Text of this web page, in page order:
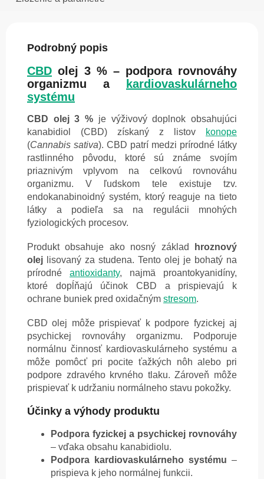
Podrobný popis
CBD olej 3 % – podpora rovnováhy
organizmu a
kardiovaskulárneho
systému
CBD olej 3 % je výživový doplnok obsahujúci
kanabidiol (CBD) získaný z listov
konope
(Cannabis sativa). CBD patrí medzi prírodné látky
rastlinného pôvodu, ktoré sú známe svojím
priaznivým vplyvom na celkovú rovnováhu
organizmu. V ľudskom tele existuje tzv.
endokanabinoidný systém, ktorý reaguje na tieto
látky a podieľa sa na regulácii mnohých
fyziologických procesov.
Produkt obsahuje ako nosný základ
hroznový
olej lisovaný za studena. Tento olej je bohatý na
prírodné antioxidanty, najmä proantokyanidíny,
ktoré dopĺňajú účinok CBD a prispievajú k
ochrane buniek pred oxidačným stresom.
CBD olej môže prispievať k podpore fyzickej aj
psychickej rovnováhy organizmu. Podporuje
normálnu činnosť kardiovaskulárneho systému a
môže pomôcť pri pocite ťažkých nôh alebo pri
podpore zdravého krvného tlaku. Zároveň môže
prispievať k udržaniu normálneho stavu pokožky.
Účinky a výhody produktu
Podpora fyzickej a psychickej rovnováhy
– vďaka obsahu kanabidiolu.
Podpora kardiovaskulárneho systému –
prispieva k jeho normálnej funkcii.